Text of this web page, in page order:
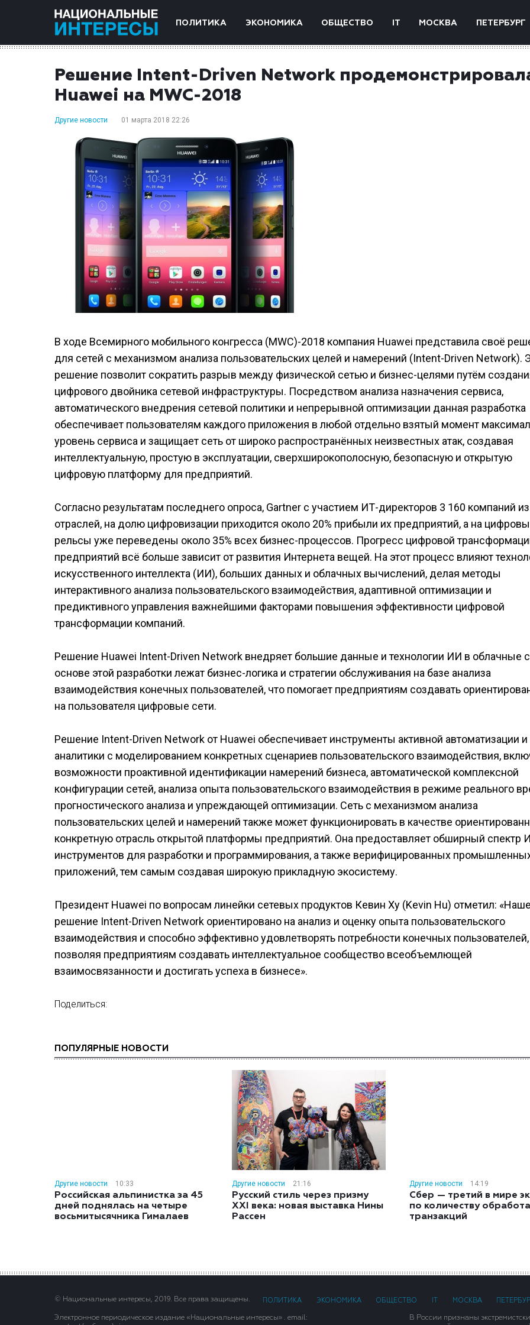
ПОЛИТИКА ЭКОНОМИКА ОБЩЕСТВО IT МОСКВА ПЕТЕРБУРГ
Решение Intent-Driven Network
Huawei на MWC-2018
Другие новости 01 марта 2018 22:26
В ходе Всемирного мобильного конгресса (MWC)-2018 компания Huawei представила своё
для сетей с механизмом анализа пользовательских целей и намерений (Intent-Driven Network).
решение позволит сократить разрыв между физической сетью и бизнес-целями путём
цифрового двойника сетевой инфраструктуры. Посредством анализа назначения сервиса,
автоматического внедрения сетевой политики и непрерывной оптимизации данная разработка
обеспечивает пользователям каждого приложения в любой отдельно взятый момент
уровень сервиса и защищает сеть от широко распространённых неизвестных атак, создавая
интеллектуальную, простую в эксплуатации, сверхширокополосную, безопасную и открытую
цифровую платформу для предприятий.
Согласно результатам последнего опроса, Gartner с участием ИТ-директоров 3 160 компаний
отраслей, на долю цифровизации приходится около 20% прибыли их предприятий, а на
рельсы уже переведены около 35% всех бизнес-процессов. Прогресс цифровой
предприятий всё больше зависит от развития Интернета вещей. На этот процесс влияют
искусственного интеллекта (ИИ), больших данных и облачных вычислений, делая методы
интерактивного анализа пользовательского взаимодействия, адаптивной оптимизации и
предиктивного управления важнейшими факторами повышения эффективности цифровой
трансформации компаний.
Решение Huawei Intent-Driven Network внедряет большие данные и технологии ИИ в облачные
основе этой разработки лежат бизнес-логика и стратегии обслуживания на базе анализа
взаимодействия конечных пользователей, что помогает предприятиям создавать
на пользователя цифровые сети.
Решение Intent-Driven Network от Huawei обеспечивает инструменты активной автоматизации и
аналитики с моделированием конкретных сценариев пользовательского взаимодействия,
возможности проактивной идентификации намерений бизнеса, автоматической комплексной
конфигурации сетей, анализа опыта пользовательского взаимодействия в режиме реального
прогностического анализа и упреждающей оптимизации. Сеть c механизмом анализа
пользовательских целей и намерений также может функционировать в качестве
конкретную отрасль открытой платформы предприятий. Она предоставляет обширный спектр
инструментов для разработки и программирования, а также верифицированных
приложений, тем самым создавая широкую прикладную экосистему.
Президент Huawei по вопросам линейки сетевых продуктов Кевин Ху (Kevin Hu) отметил: «Наше
решение Intent-Driven Network ориентировано на анализ и оценку опыта пользовательского
взаимодействия и способно эффективно удовлетворять потребности конечных пользователей,
позволяя предприятиям создавать интеллектуальное сообщество всеобъемлющей
взаимосвязанности и достигать успеха в бизнесе».
Поделиться:
ПОПУЛЯРНЫЕ НОВОСТИ
Другие новости 10:33
Российская альпинистка за 45
дней поднялась на четыре
восьмитысячника Гималаев
Другие новости 21:16
Русский стиль через призму
XXI века: новая выставка Нины
Рассен
Другие новости 14:19
Сбер — третий в мире
по количеству
транзакций
© Национальные интересы, 2019. Все права защищены. ПОЛИТИКА ЭКОНОМИКА ОБЩЕСТВО МОСКВА
Электронное периодическое издание «Национальные интересы» . email:
В России признаны